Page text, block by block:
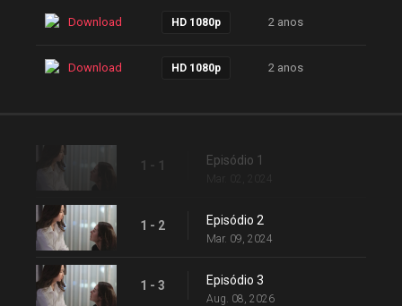
Download HD 1080p 2 anos
Download HD 1080p 2 anos
1 - 1 Episódio 1
1 - 2 Episódio 2
Mar. 09, 2024
1 - 3 Episódio 3
Aug. 08, 2026